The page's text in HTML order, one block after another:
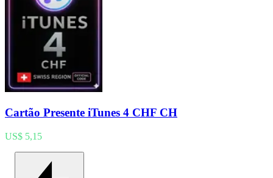
Cartão Presente iTunes 4 CHF CH
US$ 5,15